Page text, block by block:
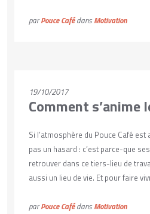
parPouce Café dansMotivation
19/10/2017
Comment s’anime
Si l’atmosphère du Pouce Café est
pas un hasard : c’est parce-que
retrouver dans ce tiers-lieu de
aussi un lieu de vie. Et pour faire
parPouce Café dansMotivation